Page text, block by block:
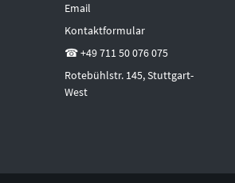
Email
Kontaktformular
☎ +49 711 50 076 075
Rotebühlstr. 145, Stuttgart-
West